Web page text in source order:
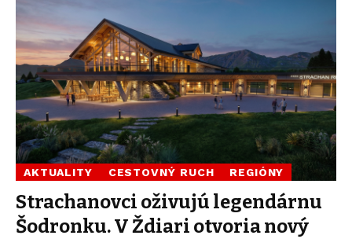
AKTUALITY CESTOVNÝ RUCH REGIÓNY
Strachanovci oživujú legendárnu
Šodronku. V Ždiari otvoria nový